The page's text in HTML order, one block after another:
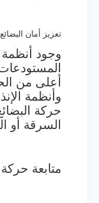
تعزيز أمان
وجود
أعلى من
وأنظمة
حركة
السرقة أو
متابعة